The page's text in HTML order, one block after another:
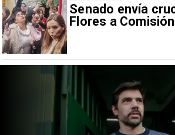
Senado envía
Flores a